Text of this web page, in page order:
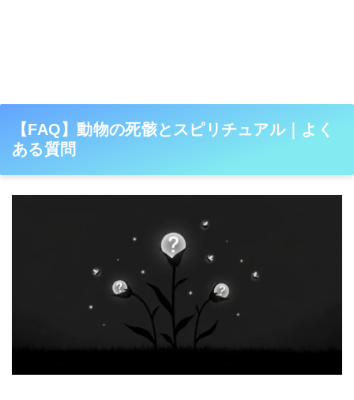
【FAQ】動物の死骸とスピリチュアル｜よく
ある質問